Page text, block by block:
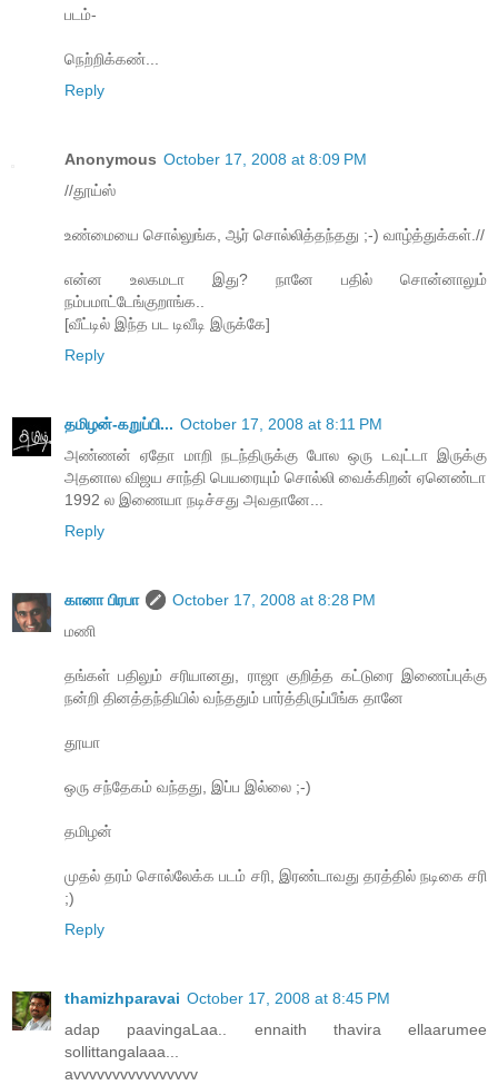
படம்-
நெற்றிக்கண்...
Reply
Anonymous October 17, 2008 at 8:09 PM
//தூய்ஸ்
உண்மையை சொல்லுங்க, ஆர் சொல்லித்தந்தது ;-) வாழ்த்துக்கள்.//
என்ன உலகமடா இது? நானே பதில் சொன்னாலும்
நம்பமாட்டேங்குறாங்க..
[வீட்டில் இந்த பட டிவீடி இருக்கே]
Reply
தமிழன்-கறுப்பி... October 17, 2008 at 8:11 PM
அண்ணன் ஏதோ மாறி நடந்திருக்கு போல ஒரு டவுட்டா இருக்கு
அதனால விஜய சாந்தி பெயரையும் சொல்லி வைக்கிறன் ஏனெண்டா
1992 ல இணையா நடிச்சது அவதானே...
Reply
கானா பிரபா
October 17, 2008 at 8:28 PM
மணி
தங்கள் பதிலும் சரியானது, ராஜா குறித்த கட்டுரை இணைப்புக்கு
நன்றி தினத்தந்தியில் வந்ததும் பார்த்திருப்பீங்க தானே
தூயா
ஒரு சந்தேகம் வந்தது, இப்ப இல்லை ;-)
தமிழன்
முதல் தரம் சொல்லேக்க படம் சரி, இரண்டாவது தரத்தில் நடிகை சரி
;)
Reply
thamizhparavai October 17, 2008 at 8:45 PM
adap paavingaLaa.. ennaith thavira ellaarumee
sollittangalaaa...
avvvvvvvvvvvvvvvv